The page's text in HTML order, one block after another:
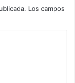
Los campos